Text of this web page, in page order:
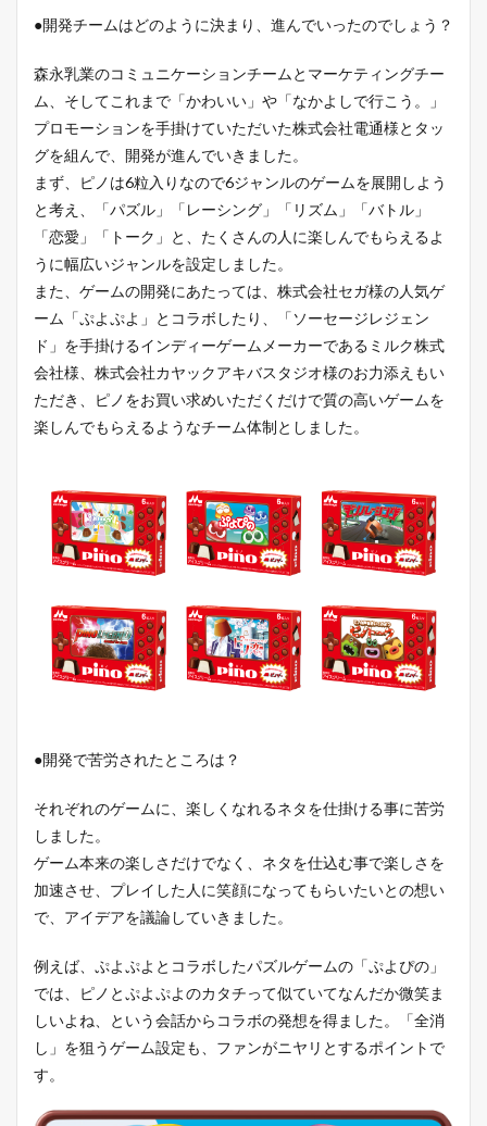
●開発チームはどのように決まり、進んでいったのでしょう？
森永乳業のコミュニケーションチームとマーケティングチー
ム、そしてこれまで「かわいい」や「なかよしで行こう。」
プロモーションを手掛けていただいた株式会社電通様とタッ
グを組んで、開発が進んでいきました。
まず、ピノは6粒入りなので6ジャンルのゲームを展開しよう
と考え、「パズル」「レーシング」「リズム」「バトル」
「恋愛」「トーク」と、たくさんの人に楽しんでもらえるよ
うに幅広いジャンルを設定しました。
また、ゲームの開発にあたっては、株式会社セガ様の人気ゲ
ーム「ぷよぷよ」とコラボしたり、「ソーセージレジェン
ド」を手掛けるインディーゲームメーカーであるミルク株式
会社様、株式会社カヤックアキバスタジオ様のお力添えもい
ただき、ピノをお買い求めいただくだけで質の高いゲームを
楽しんでもらえるようなチーム体制としました。
●開発で苦労されたところは？
それぞれのゲームに、楽しくなれるネタを仕掛ける事に苦労
しました。
ゲーム本来の楽しさだけでなく、ネタを仕込む事で楽しさを
加速させ、プレイした人に笑顔になってもらいたいとの想い
で、アイデアを議論していきました。
例えば、ぷよぷよとコラボしたパズルゲームの「ぷよぴの」
では、ピノとぷよぷよのカタチって似ていてなんだか微笑ま
しいよね、という会話からコラボの発想を得ました。「全消
し」を狙うゲーム設定も、ファンがニヤリとするポイントで
す。